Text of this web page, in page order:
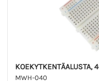
KOEKYTKENTÄALUSTA,
MWH-040